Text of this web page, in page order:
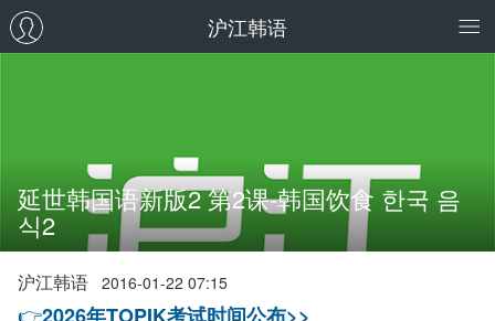
沪江韩语
延世韩国语新版2 第2课-韩国饮食 한국 음
식2
沪江韩语 2016-01-22 07:15
👉